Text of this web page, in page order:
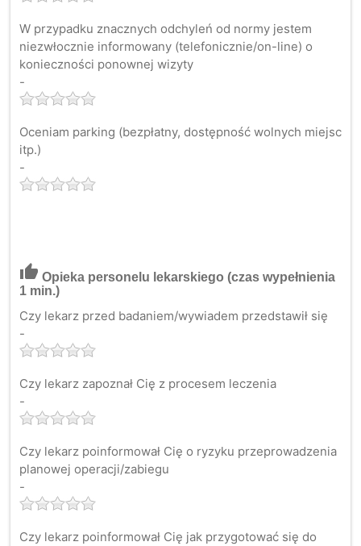
W przypadku znacznych odchyleń od normy jestem
niezwłocznie informowany (telefonicznie/on-line) o
konieczności ponownej wizyty
-
Oceniam parking (bezpłatny, dostępność wolnych miejsc
itp.)
-
thumb_up Opieka personelu lekarskiego (czas wypełnienia
1 min.)
Czy lekarz przed badaniem/wywiadem przedstawił się
-
Czy lekarz zapoznał Cię z procesem leczenia
-
Czy lekarz poinformował Cię o ryzyku przeprowadzenia
planowej operacji/zabiegu
-
Czy lekarz poinformował Cię jak przygotować się do